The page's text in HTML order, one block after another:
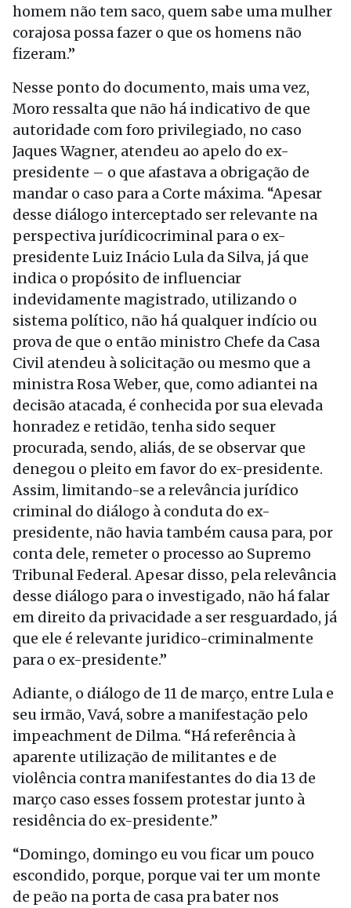
homem não tem saco, quem sabe uma mulher
corajosa possa fazer o que os homens não
fizeram.”
Nesse ponto do documento, mais uma vez,
Moro ressalta que não há indicativo de que
autoridade com foro privilegiado, no caso
Jaques Wagner, atendeu ao apelo do ex-
presidente – o que afastava a obrigação de
mandar o caso para a Corte máxima. “Apesar
desse diálogo interceptado ser relevante na
perspectiva jurídicocriminal para o ex-
presidente Luiz Inácio Lula da Silva, já que
indica o propósito de influenciar
indevidamente magistrado, utilizando o
sistema político, não há qualquer indício ou
prova de que o então ministro Chefe da Casa
Civil atendeu à solicitação ou mesmo que a
ministra Rosa Weber, que, como adiantei na
decisão atacada, é conhecida por sua elevada
honradez e retidão, tenha sido sequer
procurada, sendo, aliás, de se observar que
denegou o pleito em favor do ex-presidente.
Assim, limitando-se a relevância jurídico
criminal do diálogo à conduta do ex-
presidente, não havia também causa para, por
conta dele, remeter o processo ao Supremo
Tribunal Federal. Apesar disso, pela relevância
desse diálogo para o investigado, não há falar
em direito da privacidade a ser resguardado, já
que ele é relevante juridico-criminalmente
para o ex-presidente.”
Adiante, o diálogo de 11 de março, entre Lula e
seu irmão, Vavá, sobre a manifestação pelo
impeachment de Dilma. “Há referência à
aparente utilização de militantes e de
violência contra manifestantes do dia 13 de
março caso esses fossem protestar junto à
residência do ex-presidente.”
“Domingo, domingo eu vou ficar um pouco
escondido, porque, porque vai ter um monte
de peão na porta de casa pra bater nos